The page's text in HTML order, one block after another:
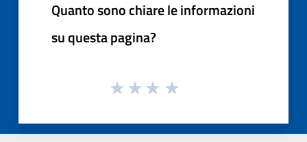
Quanto sono chiare le informazioni
su questa pagina?